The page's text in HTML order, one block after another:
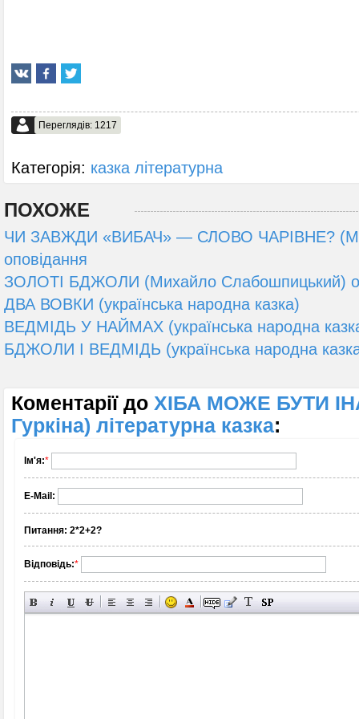
Переглядів: 1217
Категорія: казка літературна
ПОХОЖЕ
ЧИ ЗАВЖДИ «ВИБАЧ» — СЛОВО ЧАРІВНЕ?
оповідання
ЗОЛОТІ БДЖОЛИ (Михайло Слабошпицький)
ДВА ВОВКИ (українська народна казка)
ВЕДМІДЬ У НАЙМАХ (українська народна
БДЖОЛИ І ВЕДМІДЬ (українська народна
Коментарії до ХІБА МОЖЕ БУТИ
Гуркіна) літературна казка:
Ім'я:*
E-Mail:
Питання: 2*2+2?
Відповідь:*